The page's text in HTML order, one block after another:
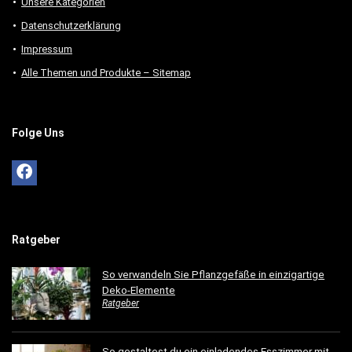
Datenschutzerklärung
Impressum
Alle Themen und Produkte – Sitemap
Folge Uns
Ratgeber
So verwandeln Sie Pflanzgefäße in einzigartige
Deko-Elemente
Ratgeber